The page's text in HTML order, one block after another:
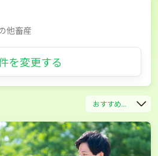
他畜産
を変更する
おすすめ...